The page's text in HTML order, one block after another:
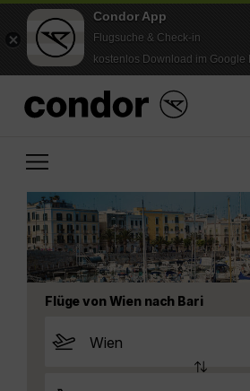
Condor App
Flugsuche & Check-in
kostenlos Download im Google
Flüge von Wien nach Bari